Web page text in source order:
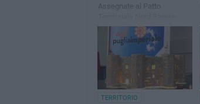
Assegnate al Patto
Ofantino risorse
comunitarie per proteggere
il fiume Ofanto dal
cambiamento climatico
TERRITORIO